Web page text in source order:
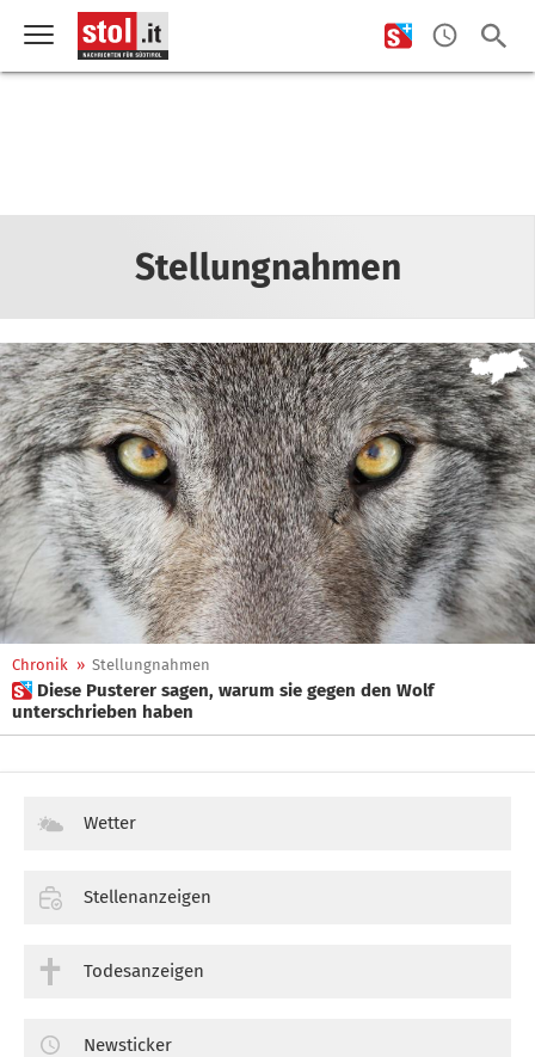
Stellungnahmen
Chronik » Stellungnahmen
 Diese Pusterer sagen, warum sie gegen den Wolf
unterschrieben haben
Wetter
Stellenanzeigen
Todesanzeigen
Newsticker